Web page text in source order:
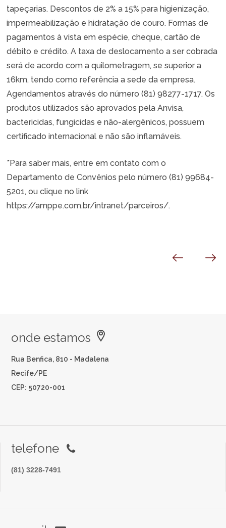
tapeçarias. Descontos de 2% a 15% para higienização,
impermeabilização e hidratação de couro. Formas de
pagamentos à vista em espécie, cheque, cartão de
débito e crédito. A taxa de deslocamento a ser cobrada
será de acordo com a quilometragem, se superior a
16km, tendo como referência a sede da empresa.
Agendamentos através do número (81) 98277-1717. Os
produtos utilizados são aprovados pela Anvisa,
bactericidas, fungicidas e não-alergênicos, possuem
certificado internacional e não são inflamáveis.
*Para saber mais, entre em contato com o
Departamento de Convênios pelo número (81) 99684-
5201, ou clique no link
https://amppe.com.br/intranet/parceiros/.
onde estamos
Rua Benfica, 810 - Madalena
Recife/PE
CEP: 50720-001
telefone
(81) 3228-7491